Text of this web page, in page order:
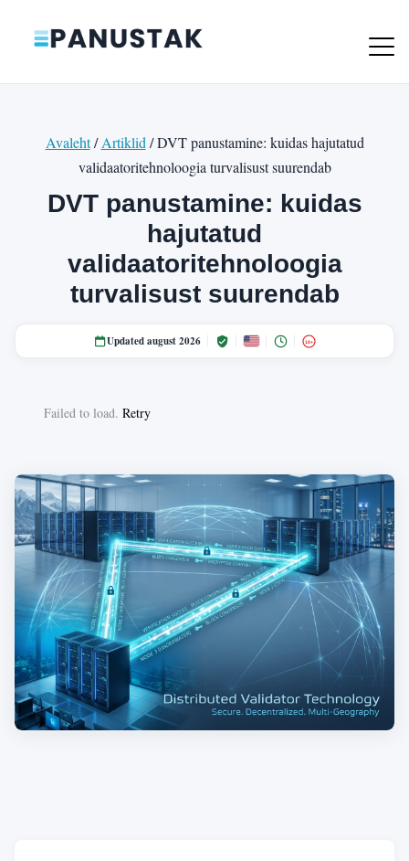
Avaleht/Artiklid/ DVT panustamine: kuidas hajutatud
validaatoritehnoloogia turvalisust suurendab
DVT panustamine: kuidas
hajutatud
validaatoritehnoloogia
turvalisust suurendab
Updated august 2026 18+
Failed to load. Retry